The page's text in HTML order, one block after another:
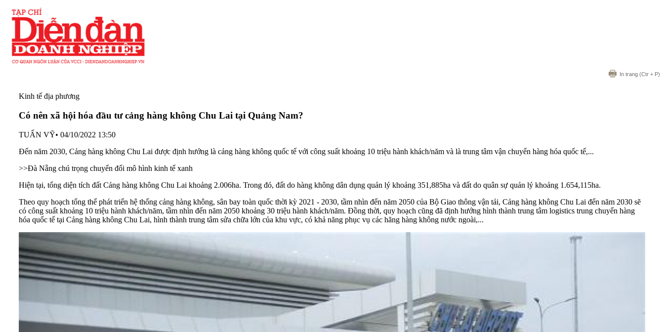
In trang (Ctr + P)
Kinh tế địa phương
Có nên xã hội hóa đầu tư cảng hàng không Chu Lai tại Quảng Nam?
TUẤN VỸ• 04/10/2022 13:50
Đến năm 2030, Cảng hàng không Chu Lai được định hướng là cảng hàng không quốc tế với công suất khoảng 10 triệu hành khách/năm và là trung tâm vận chuyển hàng hóa quốc tế,...
>>Đà Nẵng chú trọng chuyển đổi mô hình kinh tế xanh
Hiện tại, tổng diện tích đất Cảng hàng không Chu Lai khoảng 2.006ha. Trong đó, đất do hàng không dân dụng quản lý khoảng 351,885ha và đất do quân sự quản lý khoảng 1.654,115ha.
Theo quy hoạch tổng thể phát triển hệ thống cảng hàng không, sân bay toàn quốc thời kỳ 2021 - 2030, tầm nhìn đến năm 2050 của Bộ Giao thông vận tải, Cảng hàng không Chu Lai đến năm 2030 sẽ
có công suất khoảng 10 triệu hành khách/năm, tầm nhìn đến năm 2050 khoảng 30 triệu hành khách/năm. Đồng thời, quy hoạch cũng đã định hướng hình thành trung tâm logistics trung chuyển hàng
hóa quốc tế tại Cảng hàng không Chu Lai, hình thành trung tâm sửa chữa lớn của khu vực, có khả năng phục vụ các hãng hàng không nước ngoài,...